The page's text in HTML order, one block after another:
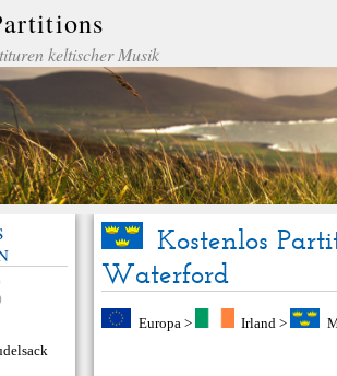
keltischer Musik
Kostenlos
Waterford
Europa> Irland >